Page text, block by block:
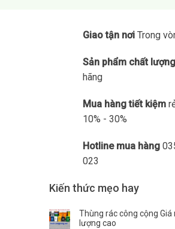
Giao tận nơi Trong
Sản phẩm chất lượng
hãng
Mua hàng tiết kiệm
10% - 30%
Hotline mua hàng
023
Kiến thức mẹo hay
Thùng rác công cộng Giá
lượng cao